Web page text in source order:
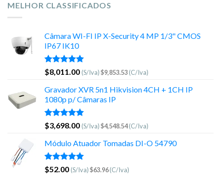
MELHOR CLASSIFICADOS
Câmara WI-FI IP X-Security 4 MP 1/3" CMOS
IP67 IK10
Avaliação
5.00
$8,011.00 (S/Iva)$9,853.53(C/Iva)
Gravador XVR 5n1 Hikvision 4CH + 1CH IP
1080p p/ Câmaras IP
Avaliação
5.00
$3,698.00 (S/Iva)$4,548.54(C/Iva)
Módulo Atuador Tomadas DI-O 54790
Avaliação
5.00
de 5
$52.00 (S/Iva)$63.96(C/Iva)